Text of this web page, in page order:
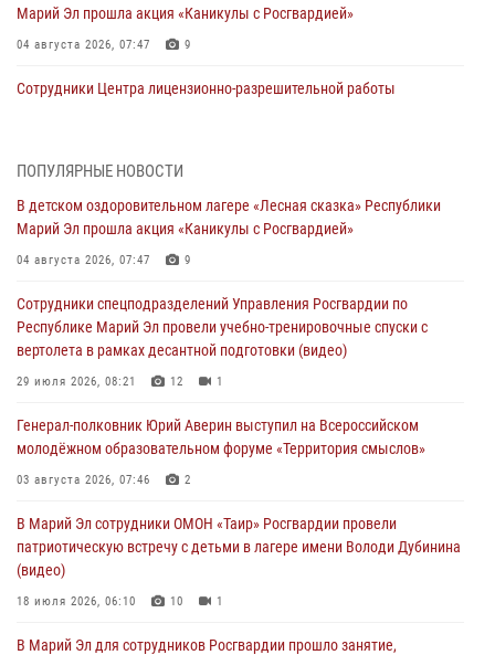
Марий Эл прошла акция «Каникулы с Росгвардией»
04 августа 2026, 07:47 9
Сотрудники Центра лицензионно-разрешительной работы
04 августа 2026, 06:46
В Йошкар-Оле для сотрудников Росгвардии провели занятие по
антикоррупционной тематике
04 августа 2026, 06:06 2
Генерал-полковник Юрий Аверин выступил на Всероссийском
молодёжном образовательном форуме «Территория смыслов»
03 августа 2026, 07:46
празднования Дня ВДВ и проведения матчевого турнира на Кубок
Раимкуля Малахбекова
03 августа 2026, 06:52 7
Центральная войсковая комендатура Росгвардии отмечает день
образования 2 августа
02 августа 2026, 11:44
ПОПУЛЯРНЫЕ НОВОСТИ
В детском оздоровительном лагере «Лесная сказка» Республики
Марий Эл прошла акция «Каникулы с Росгвардией»
04 августа 2026, 07:47 9
Сотрудники спецподразделений Управления Росгвардии по
Республике Марий Эл провели учебно-тренировочные спуски с
вертолета в рамках десантной подготовки (видео)
29 июля 2026, 08:21 12 1
Генерал-полковник Юрий Аверин выступил на Всероссийском
молодёжном образовательном форуме «Территория смыслов»
03 августа 2026, 07:46 2
В Марий Эл сотрудники ОМОН «Таир» Росгвардии провели
патриотическую встречу с детьми в лагере имени Володи Дубинина
(видео)
18 июля 2026, 06:10 10 1
В Марий Эл для сотрудников Росгвардии прошло занятие,